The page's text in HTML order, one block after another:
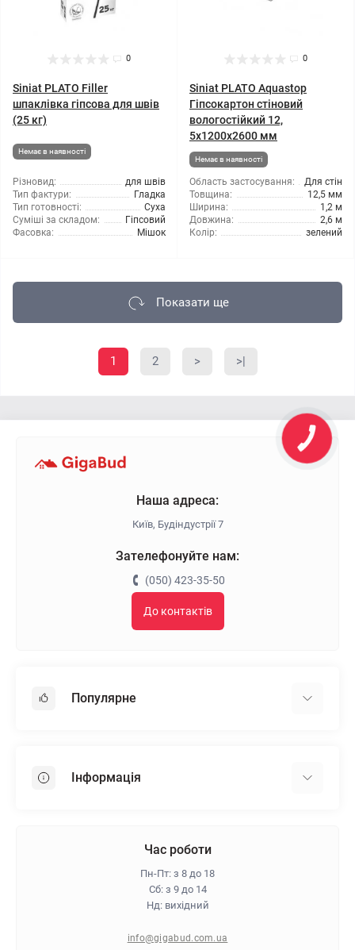
0
Siniat PLATO Filler
шпаклівка гіпсова для швів
(25 кг)
Немає в наявності
Різновид:
для швів
Тип фактури:
Гладка
Тип готовності:
Суха
Суміші за складом:
Гіпсовий
Фасовка:
Мішок
0
Siniat PLATO Aquastop
Гіпсокартон стіновий
вологостійкий 12,
5x1200x2600 мм
Немає в наявності
Область застосування:
Для стін
Товщина:
12,5 мм
Ширина:
1,2 м
Довжина:
2,6 м
Колір:
зелений
Показати ще
1 2 > >|
Наша адреса:
Київ, Будіндустрії 7
Зателефонуйте нам:
(050) 423-35-50
До контактів
Популярне
Пінопласт
Інформація
Гарантія та повернення
Політика конфіденційності
Час роботи
Пн-Пт: з 8 до 18
Сб: з 9 до 14
Нд: вихідний
info@gigabud.com.ua